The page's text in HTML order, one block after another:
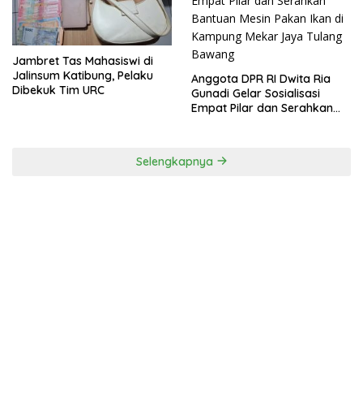
Jambret Tas Mahasiswi di
Jalinsum Katibung, Pelaku
Dibekuk Tim URC
Anggota DPR RI Dwita Ria
Gunadi Gelar Sosialisasi
Empat Pilar dan Serahkan
Selengkapnya